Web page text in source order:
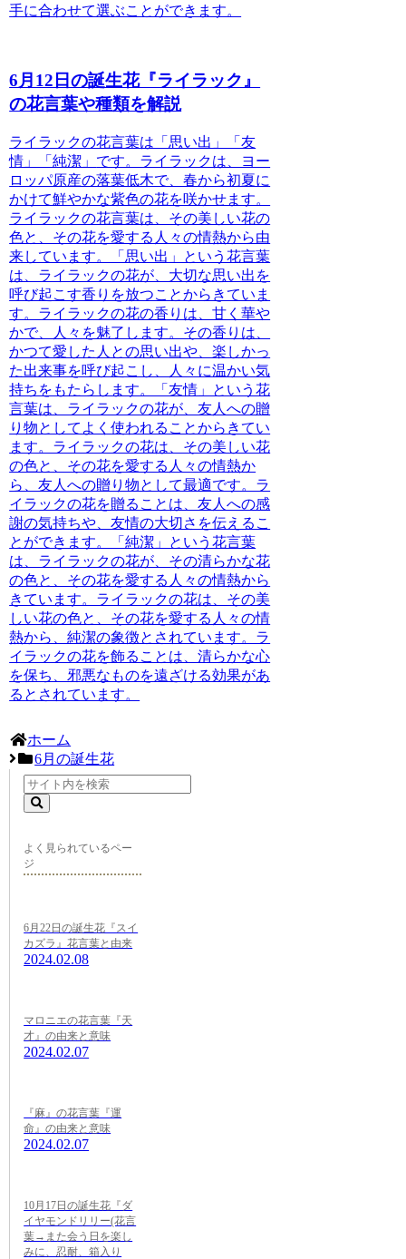
手に合わせて選ぶことができます。
6月12日の誕生花『ライラック』
の花言葉や種類を解説
ライラックの花言葉は「思い出」「友
情」「純潔」 です。ライラックは、ヨー
ロッパ原産の落葉低木で、春から初夏に
かけて鮮やかな紫色の花を咲かせます。
ライラックの花言葉は、その美しい花の
色と、その花を愛する人々の情熱から由
来しています。「思い出」という花言葉
は、ライラックの花が、大切な思い出を
呼び起こす香りを放つことからきていま
す。ライラックの花の香りは、甘く華や
かで、人々を魅了します。その香りは、
かつて愛した人との思い出や、楽しかっ
た出来事を呼び起こし、人々に温かい気
持ちをもたらします。「友情」という花
言葉は、ライラックの花が、友人への贈
り物としてよく使われることからきてい
ます。ライラックの花は、その美しい花
の色と、その花を愛する人々の情熱か
ら、友人への贈り物として最適です。ラ
イラックの花を贈ることは、友人への感
謝の気持ちや、友情の大切さを伝えるこ
とができます。「純潔」という花言葉
は、ライラックの花が、その清らかな花
の色と、その花を愛する人々の情熱から
きています。ライラックの花は、その美
しい花の色と、その花を愛する人々の情
熱から、純潔の象徴とされています。ラ
イラックの花を飾ることは、清らかな心
を保ち、邪悪なものを遠ざける効果があ
るとされています。
ホーム
6月の誕生花
よく見られているペー
ジ
6月22日の誕生花『スイ
カズラ』花言葉と由来
2024.02.08
マロニエの花言葉『天
才』の由来と意味
2024.02.07
『麻』の花言葉『運
命』の由来と意味
2024.02.07
10月17日の誕生花『ダ
イヤモンドリリー(花言
葉→また会う日を楽し
みに、忍耐、箱入り